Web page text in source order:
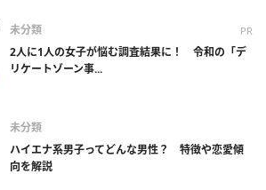
未分類 PR
2人に1人の女子が悩む調査結果に！ 令和の「デ
リケートゾーン事...
未分類
ハイエナ系男子ってどんな男性？ 特徴や恋愛傾
向を解説